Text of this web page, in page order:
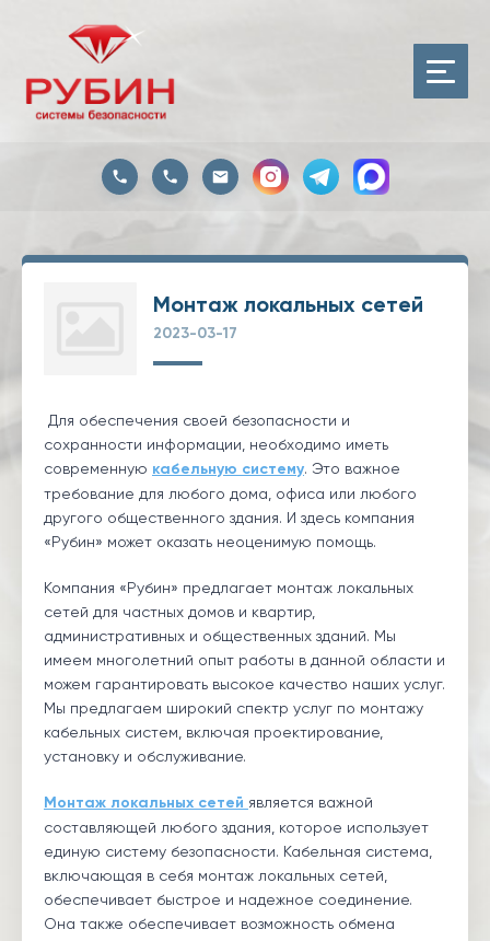
Монтаж локальных сетей
2023-03-17
Для обеспечения своей безопасности и
сохранности информации, необходимо иметь
современную кабельную систему. Это важное
требование для любого дома, офиса или любого
другого общественного здания. И здесь компания
«Рубин» может оказать неоценимую помощь.
Компания «Рубин» предлагает монтаж локальных
сетей для частных домов и квартир,
административных и общественных зданий. Мы
имеем многолетний опыт работы в данной области и
можем гарантировать высокое качество наших услуг.
Мы предлагаем широкий спектр услуг по монтажу
кабельных систем, включая проектирование,
установку и обслуживание.
Монтаж локальных сетей является важной
составляющей любого здания, которое использует
единую систему безопасности. Кабельная система,
включающая в себя монтаж локальных сетей,
обеспечивает быстрое и надежное соединение.
Она также обеспечивает возможность обмена